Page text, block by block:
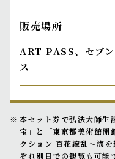
販売場所
ART PASS、セブン
ス
本セット券で弘法大師生
宝」と「東京都美術館開
クション 百花繚乱～海
ぞれ別日での観覧も可能